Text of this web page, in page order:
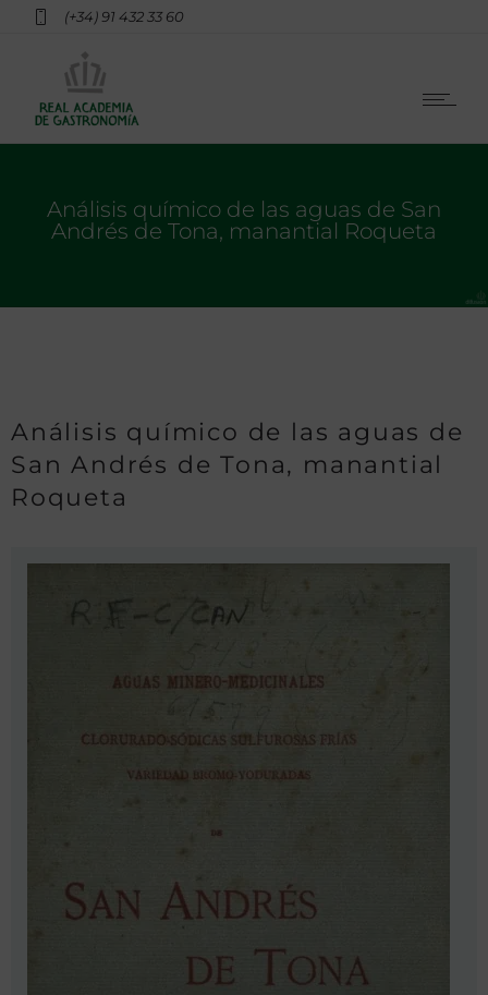
(+34) 91 432 33 60
Análisis químico de las aguas de San
Andrés de Tona, manantial Roqueta
Análisis químico de las aguas de
San Andrés de Tona, manantial
Roqueta